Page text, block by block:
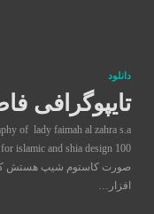
دانلود
تایپوگرافی
of lady faimah al zahra s.a
صورت کاستوم شیپ هستش که
افزار…